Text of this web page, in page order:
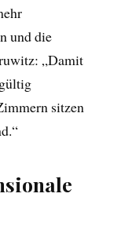
und die
„Damit
sitzen